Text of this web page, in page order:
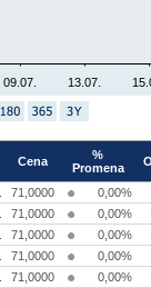
09.07. 13.07.
Cena
%
Promena
71,0000
0,00%
71,0000
0,00%
71,0000
0,00%
71,0000
0,00%
71,0000
0,00%